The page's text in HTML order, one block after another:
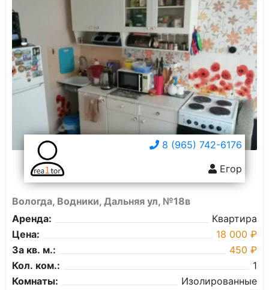
8 (965) 742-6176
Егор
Вологда, Водники, Дальняя ул, №18в
Аренда:
Квартира
Цена:
18 000 ₽
За кв. м.:
450 ₽
Кол. ком.:
1
Комнаты:
Изолированные